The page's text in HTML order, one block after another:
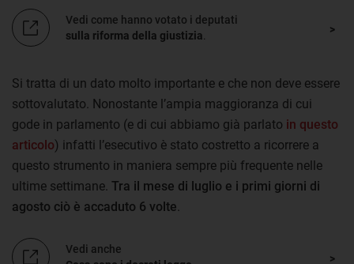
Vedi come hanno votato i deputati
sulla riforma della giustizia
Si tratta di un dato molto importante e che non deve essere
sottovalutato. Nonostante l’ampia maggioranza di cui
gode in parlamento (e di cui abbiamo già parlato in questo
articolo) infatti l’esecutivo è stato costretto a ricorrere a
questo strumento in maniera sempre più frequente nelle
ultime settimane. Tra il mese di luglio e i primi giorni di
agosto ciò è accaduto 6 volte
Vedi anche